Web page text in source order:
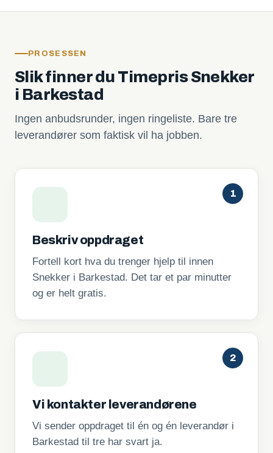
PROSESSEN
Slik finner du Timepris Snekker
i Barkestad
Ingen anbudsrunder, ingen ringeliste. Bare tre
leverandører som faktisk vil ha jobben.
1
Beskriv oppdraget
Fortell kort hva du trenger hjelp til innen
Snekker i Barkestad. Det tar et par minutter
og er helt gratis.
2
Vi kontakter leverandørene
Vi sender oppdraget til én og én leverandør i
Barkestad til tre har svart ja.